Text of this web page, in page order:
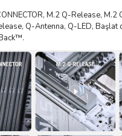
M.2 Q-Release, M.2
Q-Antenna, Q-LED, Başlat